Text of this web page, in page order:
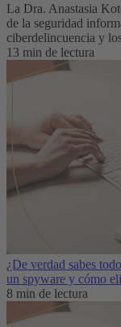
La Dra. Anastasia
de la seguridad
ciberdelincuencia y
13 min de lectura
¿De verdad sabes
un spyware y cómo
8 min de lectura